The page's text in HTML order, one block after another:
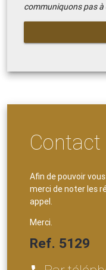
communiquons pas à
Contact
Afin de pouvoir
merci de noter les
appel.
Merci.
Ref. 5129